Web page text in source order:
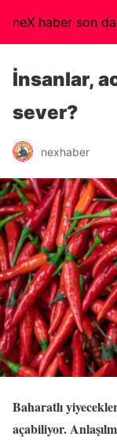
neX haber son
İnsanlar,
sever?
nexhaber
Baharatlı
açabiliyor.